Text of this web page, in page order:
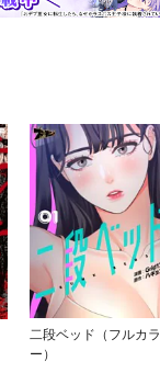
二段ベッド（フルカラ
ー）